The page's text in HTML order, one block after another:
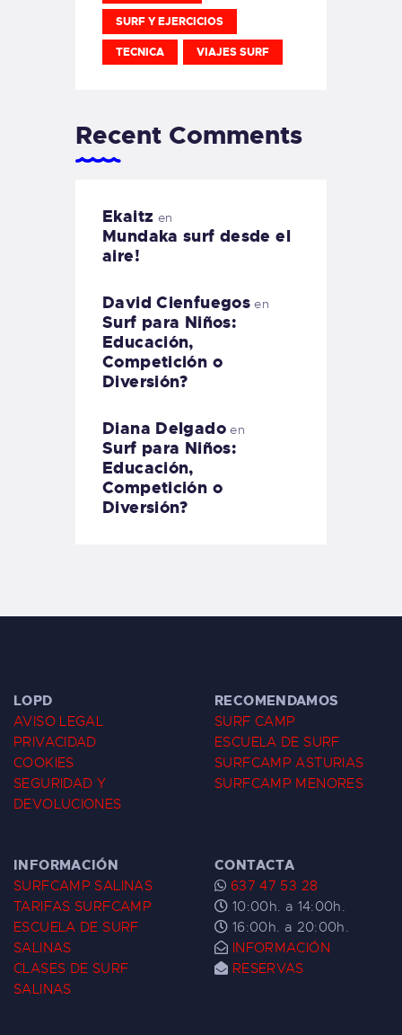
SURF Y EJERCICIOS
TECNICA VIAJES SURF
Recent Comments
Ekaitz en
Mundaka surf desde el
aire!
David Cienfuegos en
Surf para Niños:
Educación,
Competición o
Diversión?
Diana Delgadoen
Surf para Niños:
Educación,
Competición o
Diversión?
LOPD
AVISO LEGAL
PRIVACIDAD
COOKIES
SEGURIDAD Y
DEVOLUCIONES
RECOMENDAMOS
SURF CAMP
ESCUELA DE SURF
SURFCAMP ASTURIAS
SURFCAMP MENORES
INFORMACIÓN
SURFCAMP SALINAS
TARIFAS SURFCAMP
ESCUELA DE SURF
SALINAS
CLASES DE SURF
SALINAS
CONTACTA
637 47 53 28
10:00h. a 14:00h.
16:00h. a 20:00h.
INFORMACIÓN
RESERVAS